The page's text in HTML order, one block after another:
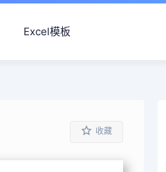
Excel模板
收藏